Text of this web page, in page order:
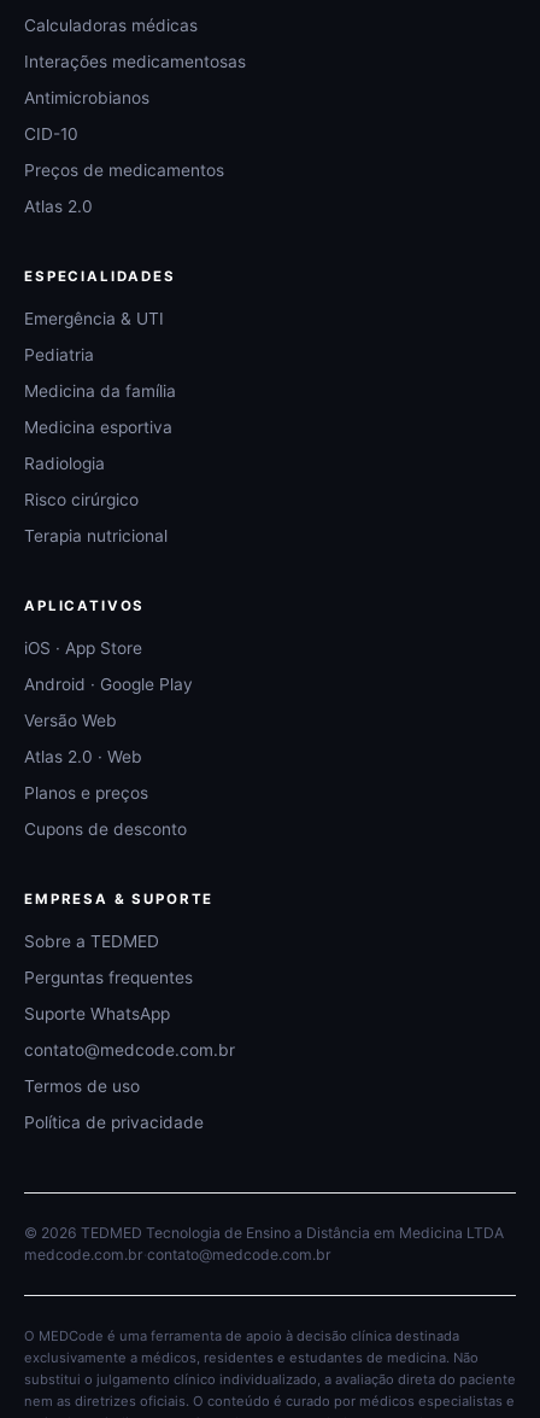
Calculadoras médicas
Interações medicamentosas
Antimicrobianos
CID-10
Preços de medicamentos
Atlas 2.0
ESPECIALIDADES
Emergência & UTI
Pediatria
Medicina da família
Medicina esportiva
Radiologia
Risco cirúrgico
Terapia nutricional
APLICATIVOS
iOS · App Store
Android · Google Play
Versão Web
Atlas 2.0 · Web
Planos e preços
Cupons de desconto
EMPRESA & SUPORTE
Sobre a TEDMED
Perguntas frequentes
Suporte WhatsApp
contato@medcode.com.br
Termos de uso
Política de privacidade
© 2026 TEDMED Tecnologia de Ensino a Distância em Medicina LTDA
medcode.com.br·contato@medcode.com.br
O MEDCode é uma ferramenta de apoio à decisão clínica destinada
exclusivamente a médicos, residentes e estudantes de medicina. Não
substitui o julgamento clínico individualizado, a avaliação direta do paciente
nem as diretrizes oficiais. O conteúdo é curado por médicos especialistas e